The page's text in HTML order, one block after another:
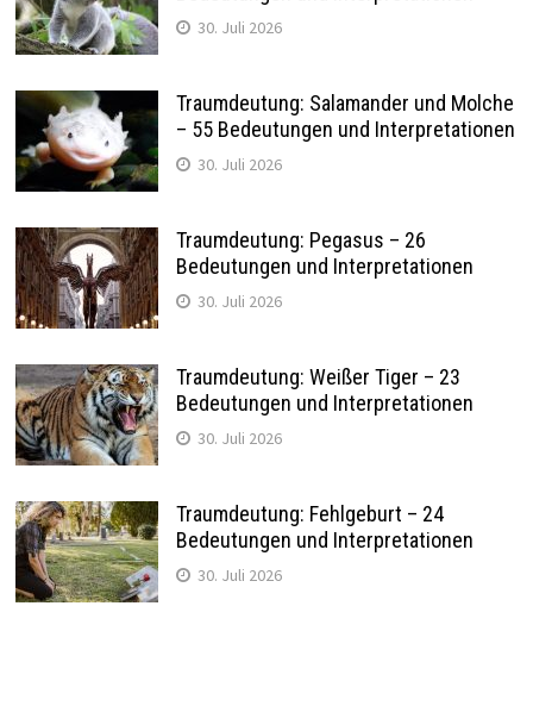
30. Juli 2026
Traumdeutung: Salamander und Molche
– 55 Bedeutungen und Interpretationen
30. Juli 2026
Traumdeutung: Pegasus – 26
Bedeutungen und Interpretationen
30. Juli 2026
Traumdeutung: Weißer Tiger – 23
Bedeutungen und Interpretationen
30. Juli 2026
Traumdeutung: Fehlgeburt – 24
Bedeutungen und Interpretationen
30. Juli 2026